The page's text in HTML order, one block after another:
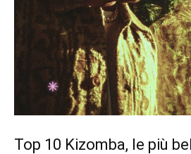
Top 10 Kizomba, le più